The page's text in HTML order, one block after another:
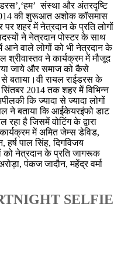
संस्‍था और अंतरदृष्टि
की शुरूआत अशोक कॉसमास
शहर में नेत्रदान के प्रति लोगों
ने नेत्रदान पोस्‍टर के साथ
वाले लोगों को भी नेत्रदान के
श्रीवास्‍तव ने कार्यक्रम में मौजूद
जाये और समाज को कैसे
बताया।वी रायल राईडरस के
2014 तक शहर में विभिन्‍न
कि ज्‍यादा से ज्‍यादा लोगों
ने बताया कि आईकेयरइंफो डाट
है जिसमें वोटिंग के द्वारा
में अमित जेम्‍स डेविड,
हर्ष पाल सिंह, दिगविजय
को नेत्रदान के प्रति जागरूक
पंकज जादौन, महेंद्र वर्मा
SELFIE